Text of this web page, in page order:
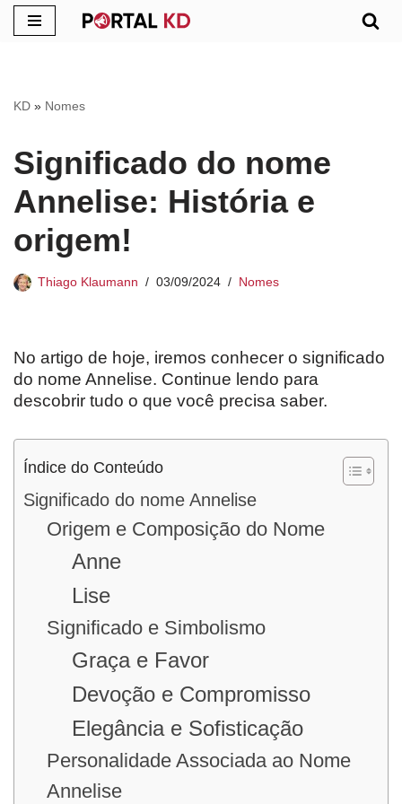
conteúdo
KD » Nomes
Significado do nome
Annelise: História e
origem!
Thiago Klaumann 03/09/2024 Nomes
No artigo de hoje, iremos conhecer o significado
do nome Annelise. Continue lendo para
descobrir tudo o que você precisa saber.
Índice do Conteúdo
Significado do nome Annelise
Origem e Composição do Nome
Anne
Lise
Significado e Simbolismo
Graça e Favor
Devoção e Compromisso
Elegância e Sofisticação
Personalidade Associada ao Nome
Annelise